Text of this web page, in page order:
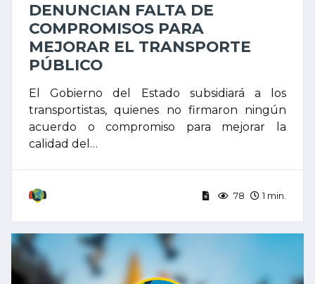
DENUNCIAN FALTA DE
COMPROMISOS PARA
MEJORAR EL TRANSPORTE
PÚBLICO
El Gobierno del Estado subsidiará a los
transportistas, quienes no firmaron ningún
acuerdo o compromiso para mejorar la
calidad del…
78 1 min.